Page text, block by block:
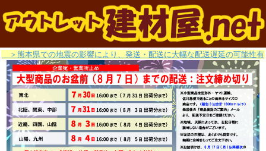
＞熊本県での地震の影響により、発送・配送に大幅な配送遅延の可能性有